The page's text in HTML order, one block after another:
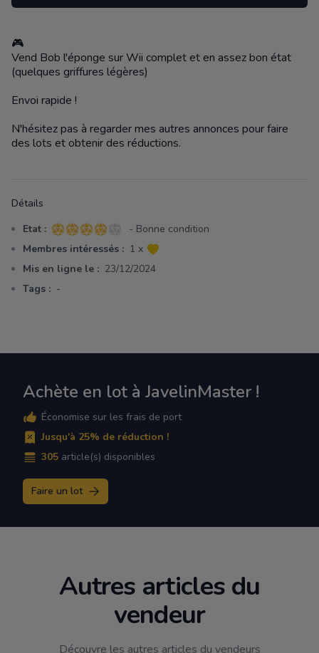
Description
🎮
Vend Bob l'éponge sur Wii complet et en assez bon état
(quelques griffures légères)
Envoi rapide !
N'hésitez pas à regarder mes autres annonces pour faire
des lots et obtenir des réductions.
Détails
Etat : 4 sur 5 étoiles
- Bonne condition
Membres intéressés : 1 x
Mis en ligne le : 23/12/2024
Tags : -
Achète en lot à JavelinMaster !
Économise sur les frais de port
Jusqu'à 25% de réduction !
305 article(s) disponibles
Faire un lot
Autres articles du
vendeur
Découvre les autres articles du vendeurs